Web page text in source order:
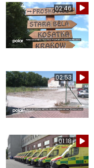
02:46
02:53
01:18